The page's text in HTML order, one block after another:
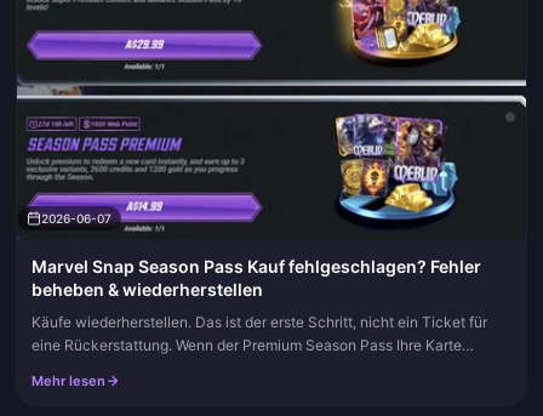
2026-06-07
Marvel Snap Season Pass Kauf fehlgeschlagen? Fehler
beheben & wiederherstellen
Käufe wiederherstellen. Das ist der erste Schritt, nicht ein Ticket für
eine Rückerstattung. Wenn der Premium Season Pass Ihre Karte
Mehr lesen